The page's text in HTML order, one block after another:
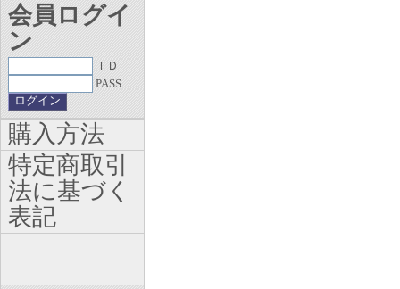
会員ログイ
ン
ＩＤ
PASS
購入方法
特定商取引
法に基づく
表記